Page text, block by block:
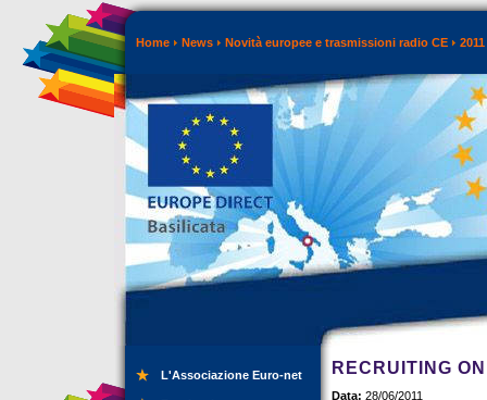
Home News Novità europee e trasmissioni radio CE 2011
L'Associazione Euro-net RECRUITING
Data: 28/06/2011